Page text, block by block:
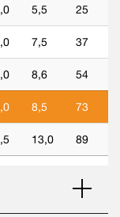
5,5 25
7,5 37
8,6 54
8,5 73
13,0 89